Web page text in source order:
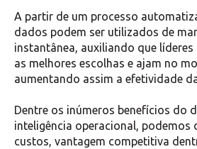
A partir de um processo
dados podem ser utilizados de
instantânea, auxiliando que
as melhores escolhas e ajam no
aumentando assim a efetividade
Dentre os inúmeros benefícios do
inteligência operacional, podemos
custos, vantagem competitiva